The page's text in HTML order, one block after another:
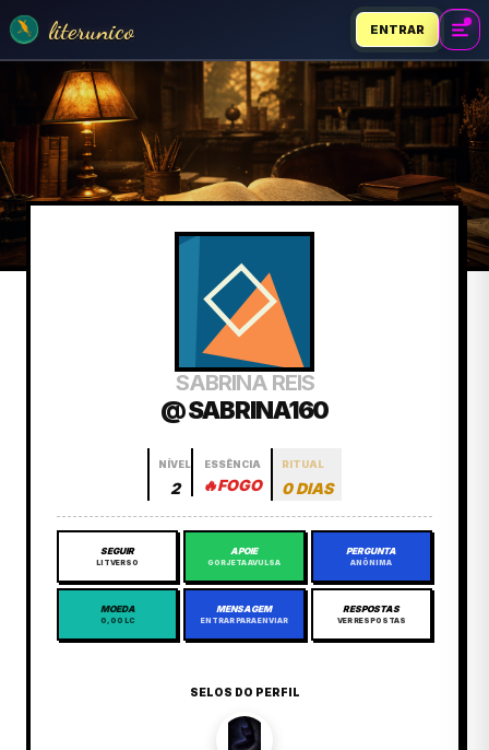
literunico ENTRAR
SABRINA REIS
@ SABRINA160
NÍVEL
2
ESSÊNCIA
🔥FOGO
RITUAL
0 DIAS
SEGUIR
LITVERSO
APOIE
GORJETA AVULSA
PERGUNTA
ANÔNIMA
MOEDA
0,00 LC
MENSAGEM
ENTRAR PARA ENVIAR
RESPOSTAS
VER RESPOSTAS
SELOS DO PERFIL